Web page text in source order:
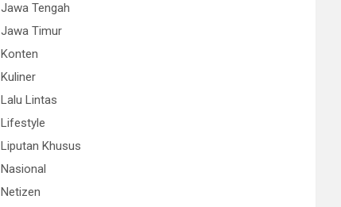
Jawa Tengah
Jawa Timur
Konten
Kuliner
Lalu Lintas
Lifestyle
Liputan Khusus
Nasional
Netizen